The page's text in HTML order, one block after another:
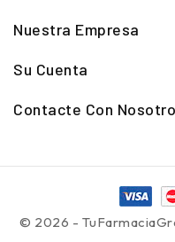
Nuestra Empresa
Su Cuenta
Contacte Con
© 2026 -